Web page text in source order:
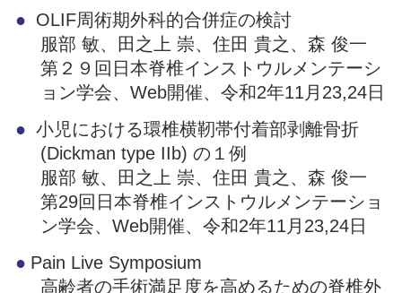
OLIF周術期外科的合併症の検討
服部 敏、田之上 崇、住田 貴之、森 俊一
第２９回日本脊椎インストウルメンテーシ
ョン学会、Web開催、令和2年11月23,24日
小児における環椎横靭帯付着部剥離骨折
(Dickman type IIb) の１例
服部 敏、田之上 崇、住田 貴之、森 俊一
第29回日本脊椎インストウルメンテーショ
ン学会、Web開催、令和2年11月23,24日
Pain Live Symposium
高齢者の手術満足度を高めるための脊椎外